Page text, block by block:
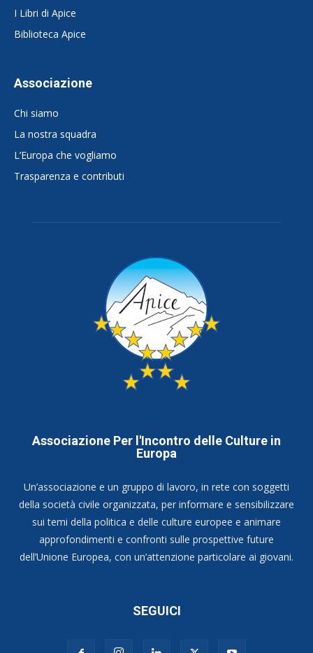
I Libri di Apice
Biblioteca Apice
Associazione
Chi siamo
La nostra squadra
L’Europa che vogliamo
Trasparenza e contributi
Associazione Per l'Incontro delle Culture in
Europa
Un’associazione e un gruppo di lavoro, in rete con soggetti
della società civile organizzata, per informare e sensibilizzare
sui temi della politica e delle culture europee e animare
approfondimenti e confronti sulle prospettive future
dell’Unione Europea, con un’attenzione particolare ai giovani.
SEGUICI